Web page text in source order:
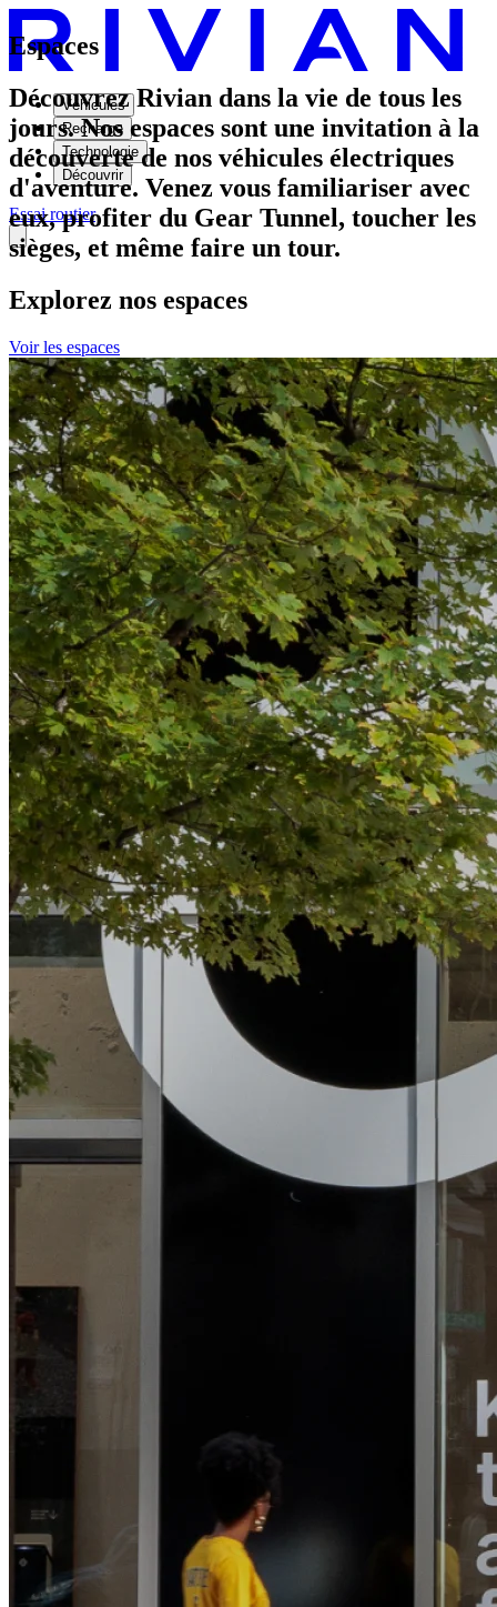
Véhicules
Recharge
Technologie
Découvrir
Essai routier
Espaces
Découvrez Rivian dans la vie de tous les
jours. Nos espaces sont une invitation à la
découverte de nos véhicules électriques
d'aventure. Venez vous familiariser avec
eux, profiter du Gear Tunnel, toucher les
sièges, et même faire un tour.
Explorez nos espaces
Voir les espaces